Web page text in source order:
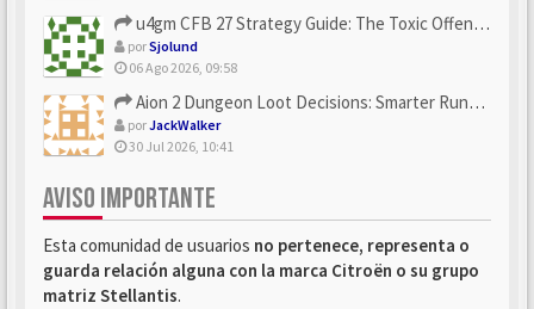
u4gm CFB 27 Strategy Guide: The Toxic Offensive Scheme Your ...
porSjolund
06 Ago 2026, 09:58
Aion 2 Dungeon Loot Decisions: Smarter Runs With U4N
porJackWalker
30 Jul 2026, 10:41
AVISO IMPORTANTE
Esta comunidad de usuarios no pertenece, representa o
guarda relación alguna con la marca Citroën o su grupo
matriz Stellantis.